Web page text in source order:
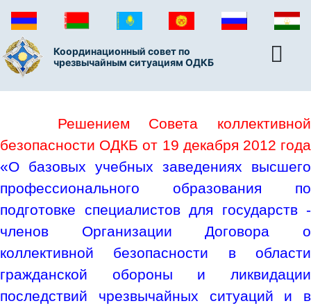
Координационный совет по
чрезвычайным ситуациям ОДКБ
Решением Совета коллективной
безопасности ОДКБ от 19 декабря 2012 года
«О базовых учебных заведениях высшего
профессионального образования по
подготовке специалистов для государств -
членов Организации Договора о
коллективной безопасности в области
гражданской обороны и ликвидации
последствий чрезвычайных ситуаций и в